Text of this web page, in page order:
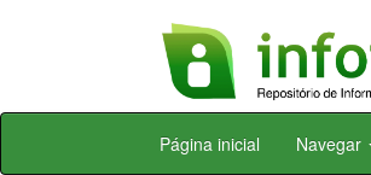
Skip
Página inicial Navegar